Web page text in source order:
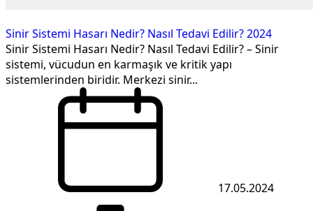
Sinir Sistemi Hasarı Nedir? Nasıl Tedavi Edilir? 2024
Sinir Sistemi Hasarı Nedir? Nasıl Tedavi Edilir? – Sinir
sistemi, vücudun en karmaşık ve kritik yapı
sistemlerinden biridir. Merkezi sinir...
17.05.2024